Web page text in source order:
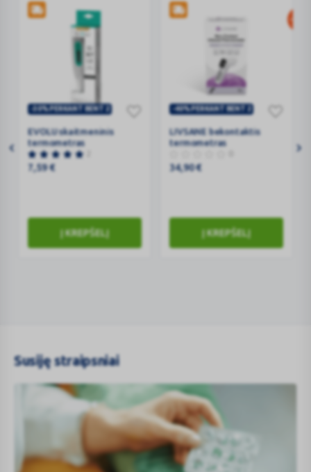
skaitmeninis
termometras
-30% PERKANT BENT 2
EVOLU skaitmeninis
termometras
7,59€
Į KREPŠELĮ
bekontaktis
-40% PERKANT BENT 2
LIVSANE bekontaktis
termometras
34,90€
Į KREPŠELĮ
Susiję straipsniai